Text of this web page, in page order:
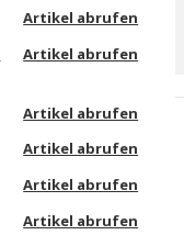
Artikel abrufen
Artikel abrufen
Artikel abrufen
Artikel abrufen
Artikel abrufen
Artikel abrufen